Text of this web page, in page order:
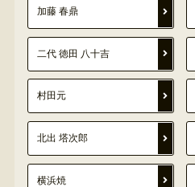
加藤 春鼎
二代 徳田 八十吉
村田元
北出 塔次郎
横浜焼